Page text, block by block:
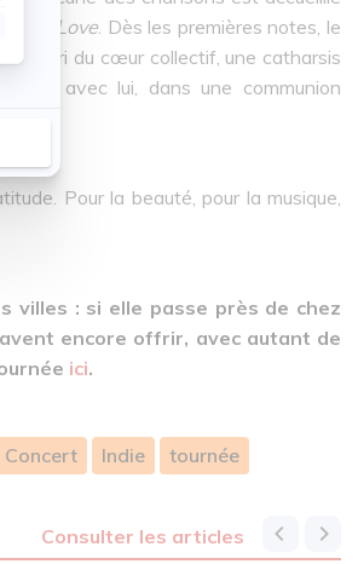
Love. Dès les premières notes, le
un cri du cœur collectif, une catharsis
avec lui, dans une communion
Pour la beauté, pour la musique,
villes : si elle passe près de chez
encore offrir, avec autant de
ici.
Concert Indie tournée
consulter les articles